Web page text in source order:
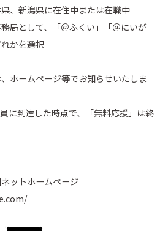
、新潟県に在住中または在職中
局として、「＠ふくい」「＠にいが
かを選択
ホームページ等でお知らせいたしま
に到達した時点で、「無料応援」は終
ットホームページ